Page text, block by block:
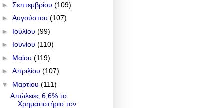
► Σεπτεμβρίου (109)
► Αυγούστου (107)
► Ιουλίου (99)
► Ιουνίου (110)
► Μαΐου (119)
► Απριλίου (107)
▼ Μαρτίου (111)
Απώλειες 6,6% το
Χρηματιστήριο τον